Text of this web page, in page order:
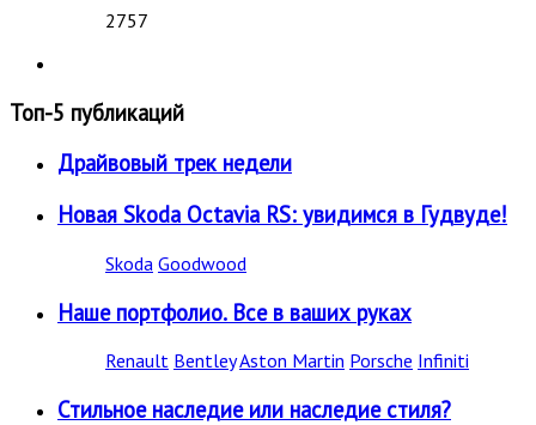
2757
Топ-5 публикаций
Драйвовый трек недели
Новая Skoda Octavia RS: увидимся в Гудвуде!
Skoda Goodwood
Наше портфолио. Все в ваших руках
Renault BentleyAston Martin Porsche Infiniti
Стильное наследие или наследие стиля?